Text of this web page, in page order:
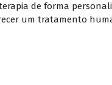
de forma
um tratamento